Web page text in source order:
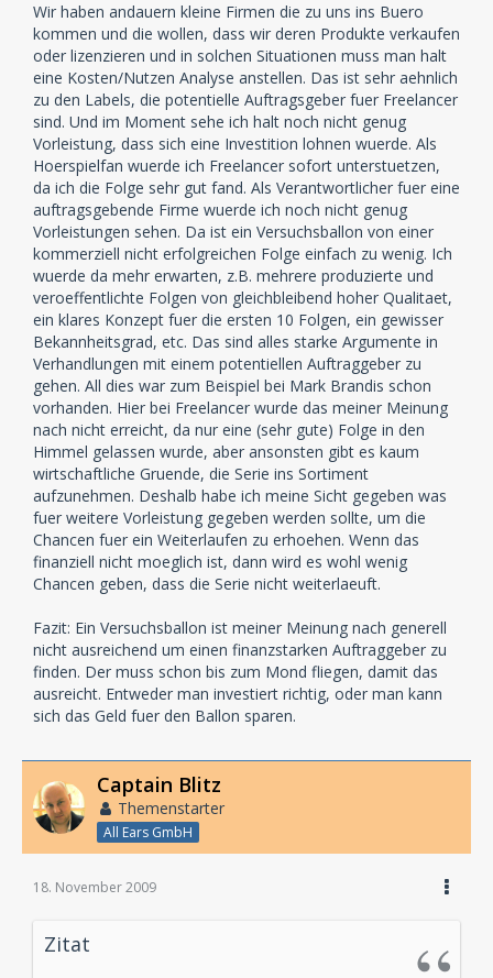
Wir haben andauern kleine Firmen die zu uns ins Buero
kommen und die wollen, dass wir deren Produkte verkaufen
oder lizenzieren und in solchen Situationen muss man halt
eine Kosten/Nutzen Analyse anstellen. Das ist sehr aehnlich
zu den Labels, die potentielle Auftragsgeber fuer Freelancer
sind. Und im Moment sehe ich halt noch nicht genug
Vorleistung, dass sich eine Investition lohnen wuerde. Als
Hoerspielfan wuerde ich Freelancer sofort unterstuetzen,
da ich die Folge sehr gut fand. Als Verantwortlicher fuer eine
auftragsgebende Firme wuerde ich noch nicht genug
Vorleistungen sehen. Da ist ein Versuchsballon von einer
kommerziell nicht erfolgreichen Folge einfach zu wenig. Ich
wuerde da mehr erwarten, z.B. mehrere produzierte und
veroeffentlichte Folgen von gleichbleibend hoher Qualitaet,
ein klares Konzept fuer die ersten 10 Folgen, ein gewisser
Bekannheitsgrad, etc. Das sind alles starke Argumente in
Verhandlungen mit einem potentiellen Auftraggeber zu
gehen. All dies war zum Beispiel bei Mark Brandis schon
vorhanden. Hier bei Freelancer wurde das meiner Meinung
nach nicht erreicht, da nur eine (sehr gute) Folge in den
Himmel gelassen wurde, aber ansonsten gibt es kaum
wirtschaftliche Gruende, die Serie ins Sortiment
aufzunehmen. Deshalb habe ich meine Sicht gegeben was
fuer weitere Vorleistung gegeben werden sollte, um die
Chancen fuer ein Weiterlaufen zu erhoehen. Wenn das
finanziell nicht moeglich ist, dann wird es wohl wenig
Chancen geben, dass die Serie nicht weiterlaeuft.
Fazit: Ein Versuchsballon ist meiner Meinung nach generell
nicht ausreichend um einen finanzstarken Auftraggeber zu
finden. Der muss schon bis zum Mond fliegen, damit das
ausreicht. Entweder man investiert richtig, oder man kann
sich das Geld fuer den Ballon sparen.
Captain Blitz
Themenstarter
All Ears GmbH
18. November 2009
Zitat